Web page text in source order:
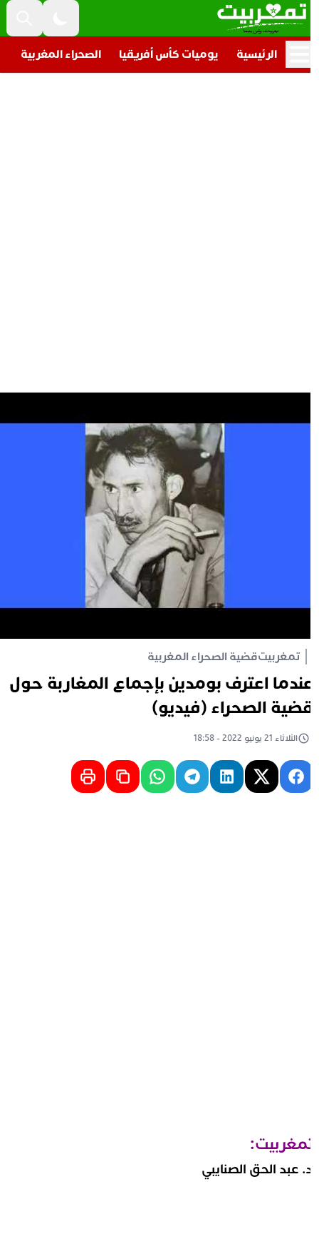
الرئيسية يوميات كأس أفريقيا الصحراء المغربية
تمغربيتقضية الصحراء المغربية
اعترف بومدين بإجماع المغاربة حول
الصحراء (فيديو)
الثلاثاء 21 يونيو 2022 - 18:58
عبد الحق الصنايبي